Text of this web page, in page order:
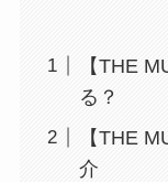
【THE
る？
【THE
介